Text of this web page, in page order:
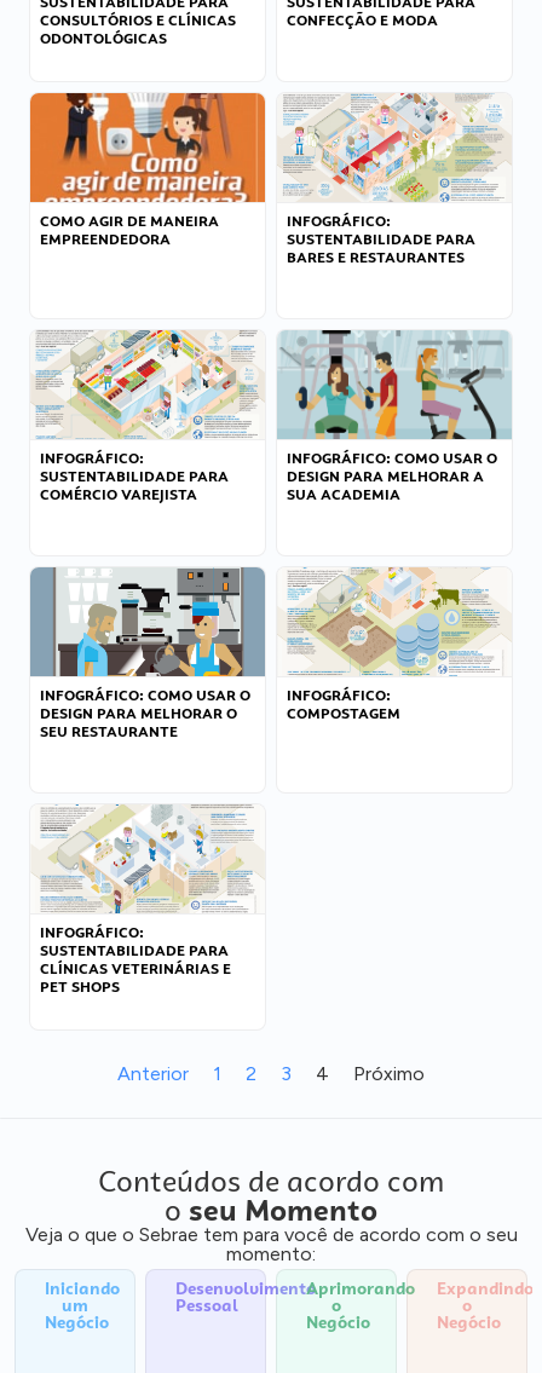
CONSULTÓRIOS E CLÍNICAS
ODONTOLÓGICAS
CONFECÇÃO E MODA
COMO AGIR DE MANEIRA
EMPREENDEDORA
INFOGRÁFICO:
SUSTENTABILIDADE PARA
BARES E RESTAURANTES
INFOGRÁFICO:
SUSTENTABILIDADE PARA
COMÉRCIO VAREJISTA
INFOGRÁFICO: COMO USAR O
DESIGN PARA MELHORAR A
SUA ACADEMIA
INFOGRÁFICO: COMO USAR O
DESIGN PARA MELHORAR O
SEU RESTAURANTE
INFOGRÁFICO:
COMPOSTAGEM
INFOGRÁFICO:
SUSTENTABILIDADE PARA
CLÍNICAS VETERINÁRIAS E
PET SHOPS
Anterior 1 2 3 4 Próximo
Conteúdos de acordo com
o seu Momento
Veja o que o Sebrae tem para você de acordo com o seu
momento:
Iniciando
um
Negócio
Desenvolvimento
Pessoal
Aprimorando
o
Negócio
Expandindo
o
Negócio